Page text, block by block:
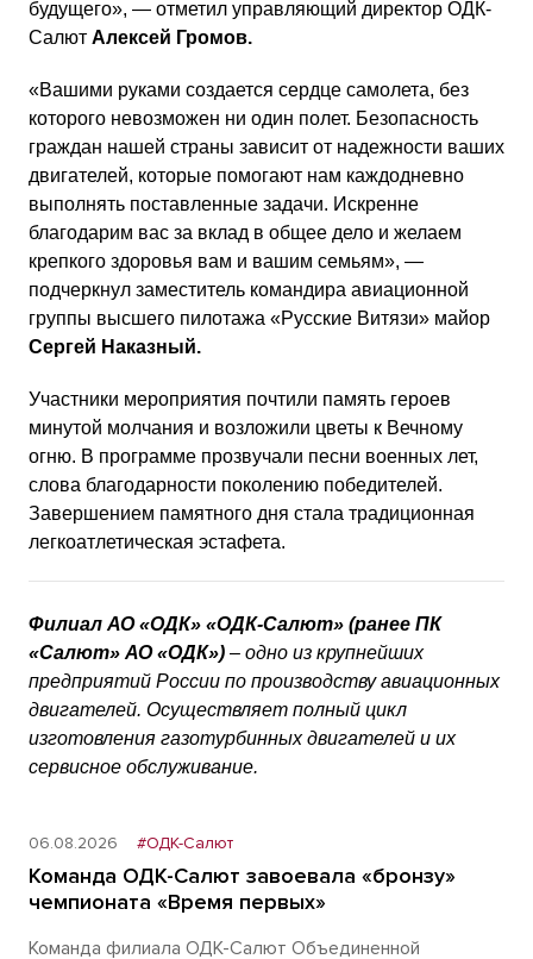
будущего», — отметил управляющий директор ОДК-
Салют Алексей Громов.
«Вашими руками создается сердце самолета, без
которого невозможен ни один полет. Безопасность
граждан нашей страны зависит от надежности ваших
двигателей, которые помогают нам каждодневно
выполнять поставленные задачи. Искренне
благодарим вас за вклад в общее дело и желаем
крепкого здоровья вам и вашим семьям», —
подчеркнул заместитель командира авиационной
группы высшего пилотажа «Русские Витязи» майор
Сергей Наказный.
Участники мероприятия почтили память героев
минутой молчания и возложили цветы к Вечному
огню. В программе прозвучали песни военных лет,
слова благодарности поколению победителей.
Завершением памятного дня стала традиционная
легкоатлетическая эстафета.
Филиал АО «ОДК» «ОДК-Салют» (ранее ПК
«Салют» АО «ОДК») – одно из крупнейших
предприятий России по производству авиационных
двигателей. Осуществляет полный цикл
изготовления газотурбинных двигателей и их
сервисное обслуживание.
06.08.2026 #ОДК-Салют
Команда ОДК-Салют завоевала «бронзу»
чемпионата «Время первых»
Команда филиала ОДК-Салют Объединенной